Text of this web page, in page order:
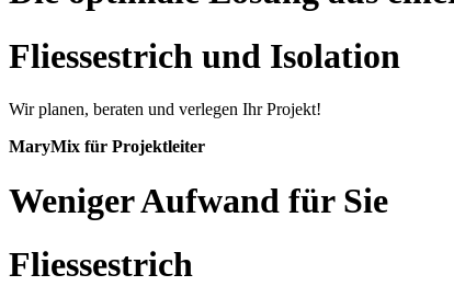
Fliessestrich und Isolation
Wir planen, beraten und verlegen Ihr Projekt!
MaryMix für Projektleiter
Weniger Aufwand für Sie
Fliessestrich